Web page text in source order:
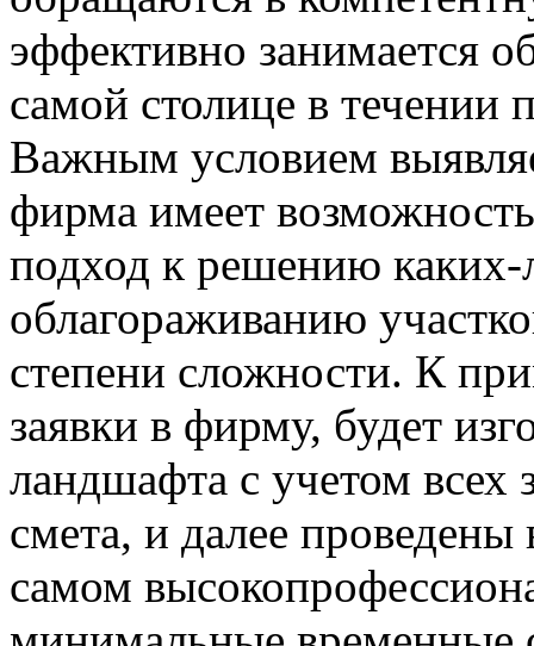
эффективно занимается
самой столице в течении
Важным условием
фирма имеет
подход к решению каких-
облагораживанию
степени сложности. К
заявки в фирму, будет
ландшафта с учетом всех
смета, и далее
самом